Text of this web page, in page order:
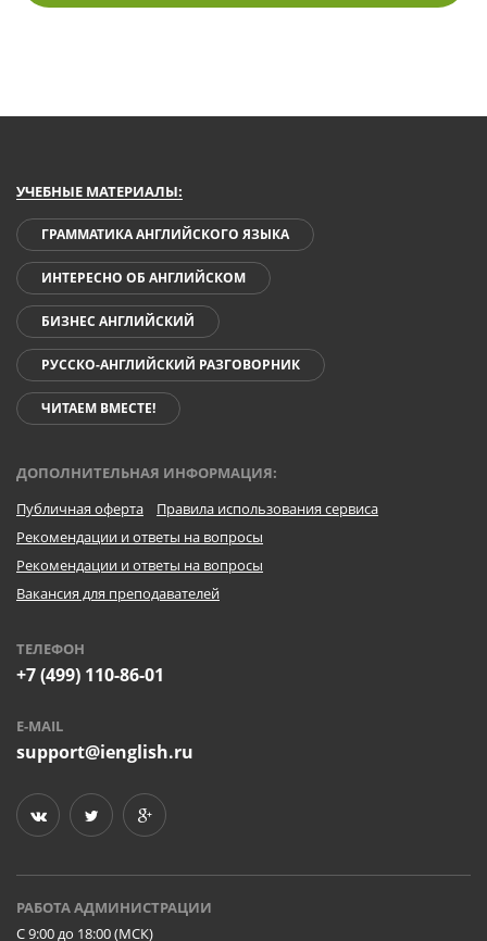
УЧЕБНЫЕ МАТЕРИАЛЫ:
ГРАММАТИКА АНГЛИЙСКОГО ЯЗЫКА
ИНТЕРЕСНО ОБ АНГЛИЙСКОМ
БИЗНЕС АНГЛИЙСКИЙ
РУССКО-АНГЛИЙСКИЙ РАЗГОВОРНИК
ЧИТАЕМ ВМЕСТЕ!
ДОПОЛНИТЕЛЬНАЯ ИНФОРМАЦИЯ:
Публичная оферта
Правила использования сервиса
Рекомендации и ответы на вопросы
Рекомендации и ответы на вопросы
Вакансия для преподавателей
ТЕЛЕФОН
+7 (499) 110-86-01
E-MAIL
support@ienglish.ru
РАБОТА АДМИНИСТРАЦИИ
C 9:00 до 18:00 (МСК)